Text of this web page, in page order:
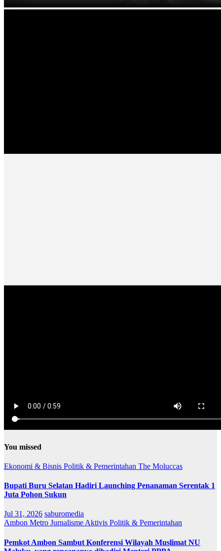
You missed
Ekonomi & Bisnis Politik & Pemerintahan The Moluccas
Bupati Buru Selatan Hadiri Launching Penanaman Serentak 1
Juta Pohon Sukun
Jul 31, 2026 saburomedia
Ambon Metro Jurnalisme Aktivis Politik & Pemerintahan
Pemkot Ambon Sambut Konferensi Wilayah Muslimat NU